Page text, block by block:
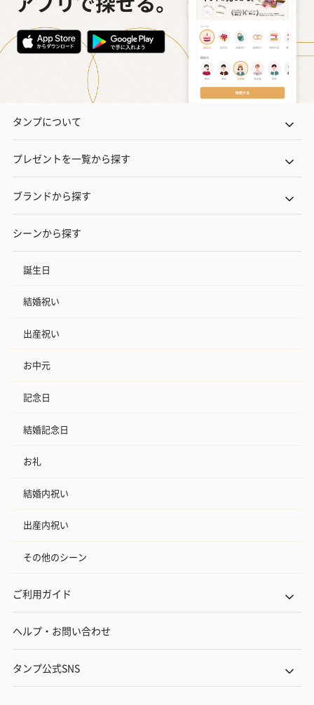
タンプについて
プレゼントを一覧から探す
ブランドから探す
シーンから探す
誕生日
結婚祝い
出産祝い
お中元
記念日
結婚記念日
お礼
結婚内祝い
出産内祝い
その他のシーン
ご利用ガイド
ヘルプ・お問い合わせ
タンプ公式SNS